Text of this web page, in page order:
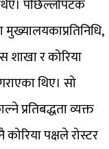
पछिल्लोपटक
मुख्यालयकाप्रतिनिधि,
शाखा र कोरिया
थिए। सो
प्रतिबद्धता व्यक्त
पक्षले रोस्टर